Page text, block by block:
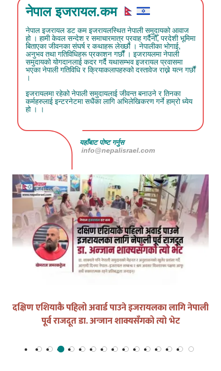
नेपाल इजरायल.कम
नेपाल इजरायल डट कम इजरायलस्थित नेपाली समुदायको आवाज
हो । हामी केवल सन्देश र समाचारमात्र प्रवाह गर्दैनौँ, परदेशी भूमिमा
बिताएका जीवनका संघर्ष र कथाहरू लेख्छौं । नेपालीका भोगाई,
अनुभव तथा गतिविधिहरू प्रकाशन गर्छौं । इजरायलमा नेपाली
समुदायको योगदानलाई कदर गर्दै यथासम्भव इजरायल प्रवासमा
भएका नेपाली गतिविधि र क्रियाकलापहरुको दस्तावेज राख्ने यत्न गर्छौं
।
इजरायलमा रहेको नेपाली समुदायलाई जीवन्त बनाउने र तिनका
कर्महरुलाई इन्टरनेटमा सधैंका लागि अभिलेखिकरण गर्ने हाम्रो ध्येय
हो । ।
यहाँबाट पोष्ट गर्नुस
info@nepalisrael.com
दक्षिण एशियाकै पहिलो अवार्ड पाउने इजरायलका लागि नेपाली
पूर्व राजदूत डा. अन्जान शाक्यसँगको त्यो भेट